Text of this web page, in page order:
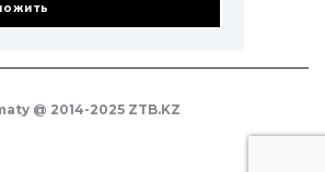
@ 2014-2025 ZTB.KZ